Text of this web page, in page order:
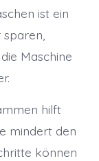
ist ein
Maschine
hilft
mindert den
können